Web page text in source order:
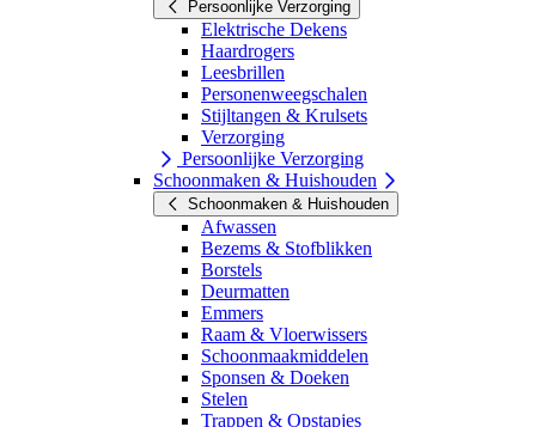
Persoonlijke Verzorging
Elektrische Dekens
Haardrogers
Leesbrillen
Personenweegschalen
Stijltangen & Krulsets
Verzorging
Persoonlijke Verzorging
Schoonmaken & Huishouden
Schoonmaken & Huishouden
Afwassen
Bezems & Stofblikken
Borstels
Deurmatten
Emmers
Raam & Vloerwissers
Schoonmaakmiddelen
Sponsen & Doeken
Stelen
Trappen & Opstapjes